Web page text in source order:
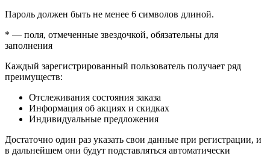
Пароль должен быть не менее 6 символов длиной.
* — поля, отмеченные звездочкой, обязательны для
заполнения
Каждый зарегистрированный пользователь получает ряд
преимуществ:
Отслеживания состояния заказа
Информация об акциях и скидках
Индивидуальные предложения
Достаточно один раз указать свои данные при регистрации, и
в дальнейшем они будут подставляться автоматически